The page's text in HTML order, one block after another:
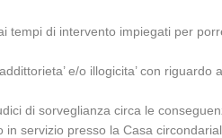
di intervento impiegati per
e/o illogicita’ con
di sorveglianza circa le
servizio presso la Casa